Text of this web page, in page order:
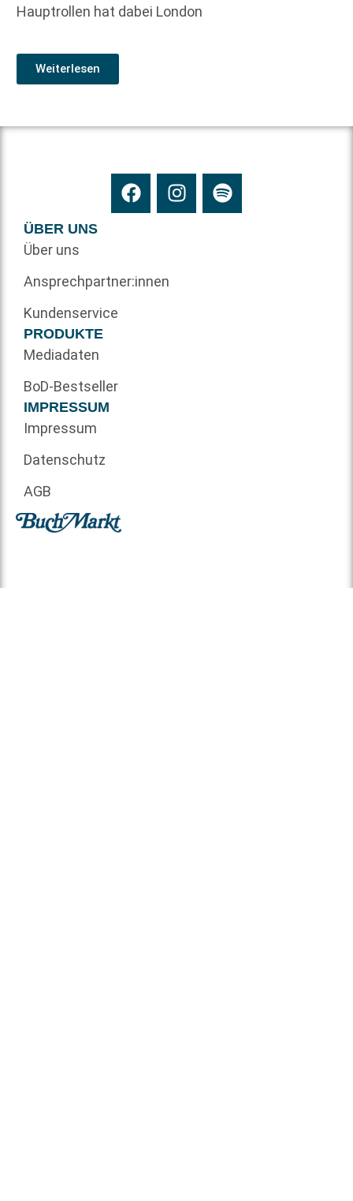
Hauptrollen hat dabei London
Weiterlesen
ÜBER UNS
Über uns
Ansprechpartner:innen
Kundenservice
PRODUKTE
Mediadaten
BoD-Bestseller
IMPRESSUM
Impressum
Datenschutz
AGB